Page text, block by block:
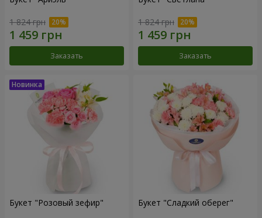
1 824 грн
Заказать
1 824 грн
Заказать
Букет "Розовый зефир" Букет "Сладкий оберег"